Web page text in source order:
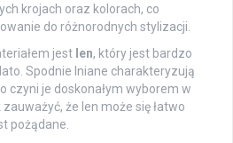
krojach oraz kolorach, co
do różnorodnych stylizacji.
jest len, który jest bardzo
Spodnie lniane charakteryzują
czyni je doskonałym wyborem w
że len może się łatwo
pożądane.